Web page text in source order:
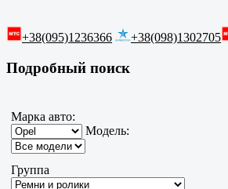
+38(095)1236366 +38(098)1302705
Подробный поиск
Марка авто:
Модель:
Группа